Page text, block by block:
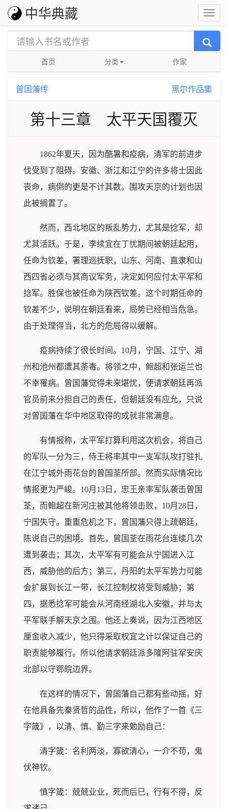
中华典藏
首页 分类 作家
曾国藩传 黑尔作品集
第十三章 太平天国覆灭
1862年夏天，因为酷暑和疫病，清军的前进步
伐受到了阻碍。安徽、浙江和江宁的许多将士因此
丧命，病倒的更是不计其数。围攻天京的计划也因
此被搁置了。
然而，西北地区的叛乱势力，尤其是捻军，却
尤其活跃。于是，李续宜在丁忧期间被朝廷起用，
任命为钦差，署理巡抚职，山东、河南、直隶和山
西四省必须与其商议军务，决定如何应付太平军和
捻军。胜保也被任命为陕西钦差。这个时期任命的
钦差不少，说明在朝廷看来，局势已经相当危急。
由于处理得当，北方的危局得以缓解。
疫病持续了很长时间。10月，宁国、江宁、湖
州和池州都遭其荼毒。将领之中，鲍超和张运兰也
不幸罹病。曾国藩觉得未来堪忧，便请求朝廷再派
官员前来分担自己的责任，但朝廷没有应允，只说
对曾国藩在华中地区取得的成就非常满意。
有情报称，太平军打算利用这次机会，将自己
的军队一分为三，侍王将率其中一支军队攻打驻扎
在江宁城外雨花台的曾国荃所部。然而实际情况比
情报更为严峻。10月13日，忠王亲率军队袭击曾国
荃，而鲍超在新河庄被其他将领击败，10月28日，
宁国失守。重重危机之下，曾国藩只得上疏朝廷，
陈说自己的困境。首先，曾国荃在雨花台连续几次
遭到袭击；其次，太平军有可能会从宁国进入江
西，威胁他的后方；第三，丹阳的太平军势力可能
会扩展到长江一带，长江控制权将受到威胁；第
四，据悉捻军可能会从河南经湖北入安徽，并与太
平军联手解天京之围。他还上奏说，因为江西地区
厘金收入减少，他只得采取权宜之计以保证自己的
职责能够履行。所以他请求朝廷派多隆阿驻军安庆
北部以守鄂皖边界。
在这样的情况下，曾国藩自己都有些动摇。好
在他具备先秦贤哲的品性，所以，他作了一首《三
字箴》，以清、慎、勤三字来勉励自己：
清字箴：名利两淡，寡欲清心，一介不苟，鬼
伏神钦。
慎字箴：兢兢业业，死而后已，行有不得，反